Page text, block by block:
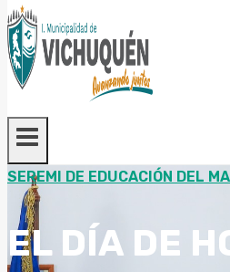
SEREMI DE EDUCACIÓN DEL
EL DÍA DE